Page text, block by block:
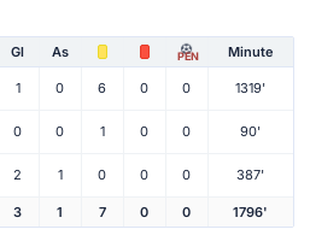
Gl As PEN Minute
1 0 6 0 0 1319'
0 0 1 0 0 90'
2 1 0 0 0 387'
3 1 7 0 0 1796'